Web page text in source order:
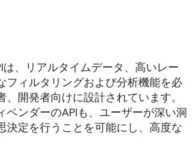
、リアルタイムデータ、高いレー
フィルタリングおよび分析機能を必
開発者向けに設計されています。
ベンダーのAPIも、ユーザーが深い洞
決定を行うことを可能にし、高度な